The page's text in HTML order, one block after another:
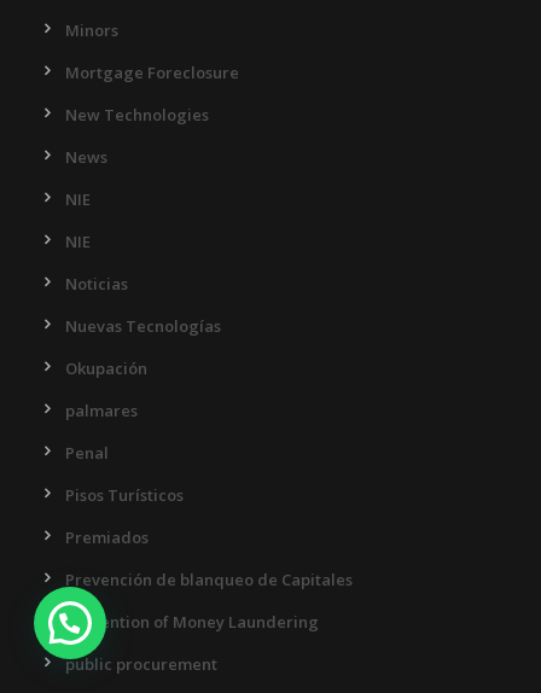
Minors
Mortgage Foreclosure
New Technologies
News
NIE
NIE
Noticias
Nuevas Tecnologías
Okupación
palmares
Penal
Pisos Turísticos
Premiados
Prevención de blanqueo de Capitales
Prevention of Money Laundering
public procurement
¿Necesitas ayuda?